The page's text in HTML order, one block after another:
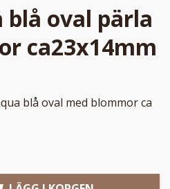
blå oval pärla
ca23x14mm
blå oval med blommor ca